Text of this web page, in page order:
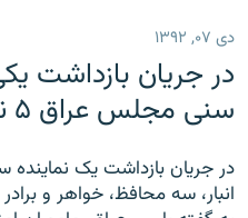
اصلی
رفتن
صفحه
انتخاب کنید و بشنوید
فرکانس‌ها
پادکست
گزارش‌های تصویری
زنان فردا
دی ۰۷, ۱۳۹۲
در جریان بازداشت
سنی مجلس عراق ۵ نفر کشته شدند
در جریان بازداشت یک
انبار، سه محافظ، خواهر و